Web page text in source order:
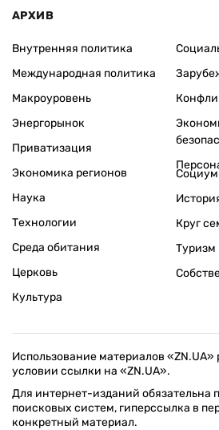
АРХИВ
Внутренняя политика
Международная политика
Макроуровень
Энергорынок
Приватизация
Экономика регионов
Наука
Технологии
Среда обитания
Церковь
Культура
Социум
Круг
Туризм
Использование материалов «ZN.UA»
условии ссылки на «ZN.UA».
Для интернет-изданий обязательна
поисковых систем, гиперссылка в
конкретный материал.